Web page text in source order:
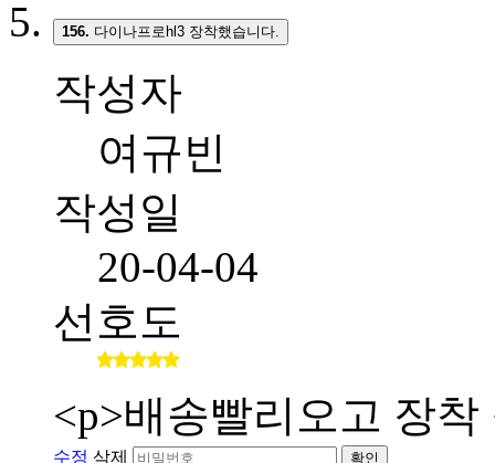
156. 다이나프로hl3 장착했습니다.
작성자
여규빈
작성일
20-04-04
선호도
<p>배송빨리오고 장
수정 삭제 확인